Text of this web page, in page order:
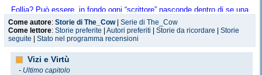
Follia? Può essere, in fondo ogni “scrittore” nasconde dentro di se una
piccola parte di pazzia, per poter essere tanti personaggi e ritrovarsi
in mille luoghi.
Ho detto scrittore? Forse un giorno (si spera) lo diventerò (ma volo
basso) intanto passo il mio tempo a schiacciare i tasti di un pc e a
tempo perso (mooolto perso), faccio divagare la mia adrenalina tra
vari concerti, che sono la mia seconda passione preferita.
Come autore: Storie di The_Cow| Serie di The_Cow
Come lettore: Storie preferite Autori preferiti Storie da ricordare
Storie
seguite
Stato nel programma recensioni
Vizi e Virtù
- Ultimo capitolo